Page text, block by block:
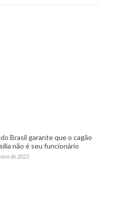
Brasil garante que o cagão
não é seu funcionário
de 2023